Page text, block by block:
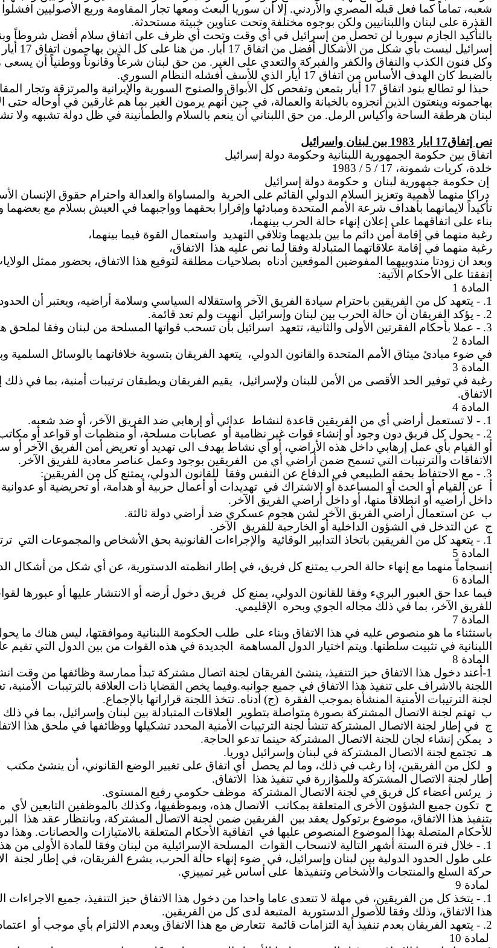
شعبه، تماماً كما فعل قبله المصري والأردني.
إلا أن سوريا البعث ومعها تجار المقاومة وربع الأصوليين
القذرة على لبنان واللبنانيين ولكن بوجوه مختلفة وتحت عناوين خبيثة مستحدثة.
بالتأكيد
إسرائيل ليست بأي شكل من الأشكال أفضل من اتفاق 17 أيار.
من
هنا
وكل فنون الكذب والنفاق والكفر والفبركة والتعدي على الغير. من حق لبنان شرعاً وقانوناً ووطنياً أن يسعى
بالضبط كان الهدف الأساس من اتفاق 17 أيار الذي للأسف أفشله النظام السوري.
حبذا لو تطالع بنود اتفاق 17 أيار بتمعن وتفحص كل الأبواق والصنوج السورية والإيرانية
يهاجمونه وينعتون الذين أنجزوه بالخيانة والعمالة، في حين أنهم يرمون الغير بما هم غارقين في أوحاله
لبنان هرطقة الساحة وأكياس الرمل. من حق اللبناني أن ينعم بالسلام والطمأنينة في ظل دولة تشبهه ولا
نص إتفاق17 ايار 1983 بين لبنان واسرائيل
اتفاق بين حكومة الجمهورية اللبنانية وحكومة دولة إسرائيل
خلدة، كريات شمونة، 17 / 5 / 1983
إن حكومة جمهورية لبنان و حكومة دولة إسرائيل
دراكا منهما لأهمية وتعزيز السلام الدولي القائم على الحرية والمساواة والعدالة واحترام حقوق الإنسان
تأكيداً لايمانهما بأهداف شرعة الأمم المتحدة ومبادئها وإقرارا بحقهما وواجبهما في العيش بسلام مع
بناء على اتفاقهما على إعلان إنهاء حالة الحرب بينهما،
رغبة منهما في إقامة أمن دائم ما بين بلديهما وتلافي
التهديد واستعمال القوة فيما بينهما،
رغبة منهما في إقامة علاقاتهما المتبادلة وفقا لما نص عليه هذا الاتفاق،
وبعد ان زودتا مندوبيهما المفوضين الموقعين أدناه بصلاحيات مطلقة لتوقيع هذا الاتفاق، بحضور ممثل
إتفقتا على الأحكام الآتية:
المادة
1. - يتعهد كل من الفريقين باحترام سيادة الفريق الآخر واستقلاله السياسي وسلامة أراضيه، ويعتبر أن
الحدود
2. - يؤكد الفريقان أن حالة الحرب بين لبنان وإسرائيل
أنهيت ولم تعد قائمة.
3. - عملا بأحكام الفقرتين الأولى والثانية، تتعهد
اسرائيل بأن تسحب قواتها المسلحة من لبنان وفقا لملحق
المادة
في ضوء مبادئ ميثاق الأمم المتحدة والقانون الدولي،
يتعهد الفريقان بتسوية خلافاتهما بالوسائل السلمية
المادة
رغبة في توفير الحد الأقصى من الأمن للبنان ولإسرائيل،
يقيم الفريقان ويطبقان ترتيبات أمنية، بما في
الاتفاق.
المادة
1. - لا تستعمل أراضي أي من الفريقين قاعدة
لنشاط عدائي أو إرهابي ضد الفريق الآخر، أو ضد شعبه.
2. - يحول كل فريق دون وجود أو إنشاء قوات غير نظامية أو
عصابات مسلحة، أو منظمات أو قواعد أو مكاتب
أو القيام بأي عمل إرهابي داخل هذه الأراضي، أو أي نشاط يهدف الى تهديد أو تعريض أمن الفريق الآخر أو
الاتفاقات والترتيبات التي تسمح ضمن أراضي أي من
الفريقين بوجود وعمل عناصر معادية للفريق الآخر.
3. - مع الاحتفاظ بحقه الطبيعي في الدفاع عن النفس
وفقا للقانون الدولي، يمتنع كل من الفريقين:
عن القيام أو الحث أو المساعدة أو الاشتراك في تهديدات أو أعمال حربية أو هدامة، أو تحريضية أو عدوانية
داخل أراضيه أو انطلاقاً منها، أو داخل أراضي الفريق الآخر.
ب عن استعمال أراضي الفريق الآخر لشن هجوم عسكري ضد أراضي دولة ثالثة.
ج عن التدخل في الشؤون الداخلية أو الخارجية للفريق
الآخر.
1. - يتعهد كل من الفريقين باتخاذ التدابير الوقائية
والإجراءات القانونية بحق الأشخاص والمجموعات التي
المادة
إنسجاماً منهما مع إنهاء حالة الحرب يمتنع كل فريق، في إطار انظمته الدستورية، عن أي شكل من أشكال
المادة
فيما عدا حق العبور البريء وفقا للقانون الدولي، يمنع كل فريق دخول أرضه أو الانتشار عليها أو عبورها
للفريق الآخر، بما في ذلك مجاله الجوي وبحره
الإقليمي.
المادة
باستثناء ما هو منصوص عليه في هذا الاتفاق وبناء على طلب الحكومة اللبنانية وموافقتها، ليس هناك ما
اللبنانية في تثبيت سلطتها. ويتم اختيار الدول المساهمة
الجديدة في هذه القوات من بين الدول التي تقيم
المادة
1-أعند دخول هذا الاتفاق حيز التنفيذ، ينشئ الفريقان لجنة اتصال مشتركة تبدأ ممارسة وظائفها من وقت
اللجنة بالاشراف على تنفيذ هذا الاتفاق في جميع جوانبه.وفيما يخص القضايا ذات العلاقة بالترتيبات
لجنة الترتيبات الأمنية المنشأة بموجب الفقرة (ج) أدناه. تتخذ اللجنة قراراتها بالإجماع.
ب تهتم لجنة الاتصال المشتركة بصورة متواصلة بتطوير العلاقات المتبادلة بين لبنان وإسرائيل، بما في
ج في إطار لجنة الاتصال المشتركة تنشأ لجنة الترتيبات الأمنية المحدد تشكيلها ووظائفها في ملحق هذا
د يمكن إنشاء لجان للجنة الاتصال المشتركة حينما تدعو الحاجة.
هـ تجتمع لجنة الاتصال المشتركة في لبنان وإسرائيل دوريا.
و
لكل من الفريقين، إذا رغب في ذلك، وما لم يحصل أي اتفاق على تغيير الوضع القانوني، أن ينشئ مكتب
إطار لجنة الاتصال المشتركة وللمؤازرة في تنفيذ هذا
الاتفاق.
ز
يرئس أعضاء كل فريق في لجنة الاتصال المشتركة موظف حكومي رفيع المستوى.
ح تكون جميع الشؤون الأخرى المتعلقة بمكاتب الاتصال هذه، وبموظفيها، وكذلك بالموظفين التابعين لأي
بتنفيذ هذا الاتفاق، موضوع برتوكول يعقد بين
الفريقين ضمن لجنة الاتصال المشتركة، وبانتظار عقد هذا
للأحكام المتصلة بهذا الموضوع المنصوص عليها في
اتفاقية الأحكام المتعلقة بالامتيازات والحصانات. وهذا
1. - خلال فترة الستة أشهر التالية لانسحاب القوات
المسلحة الإسرائيلية من لبنان وفقا للمادة الأولى من هذا
على طول الحدود الدولية بين لبنان وإسرائيل، في ضوء إنهاء حالة الحرب، يشرع الفريقان، في إطار لجنة
حركة السلع والمنتجات والأشخاص وتنفيذها على أساس غير تمييزي.
لمادة
1. - يتخذ كل من الفريقين، في مهلة لا تتعدى عاما واحدا من دخول هذا الاتفاق حيز التنفيذ، جميع الاجراءات اللازمة لإلغاء المعاهدات والقوانين والأنظمة التي تعتبر
هذا الاتفاق، وذلك وفقا للأصول الدستورية
المتبعة لدى كل من الفريقين.
2. - يتعهد الفريقان بعدم تنفيذ أية التزامات قائمة
تتعارض مع هذا الاتفاق وبعدم الالتزام بأي موجب أو
لمادة